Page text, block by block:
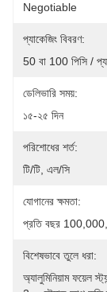
Negotiable
প্যাকেজিং বিবরণ:
50 বা 100 পিসি /
ডেলিভারি সময়:
১৫-২৫ দিন
পরিশোধের শর্ত:
টি/টি, এল/সি
যোগানের ক্ষমতা:
প্রতি বছর
বিশেষভাবে তুলে ধরা:
অ্যালুমিনিয়াম ফয়েল